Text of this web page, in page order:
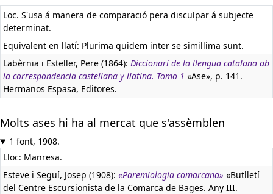
Loc. S'usa á manera de comparació pera disculpar á subjecte
determinat.
Equivalent en llatí: Plurima quidem inter se simillima sunt.
Labèrnia i Esteller, Pere (1864): Diccionari de la llengua catalana ab
la correspondencia castellana y llatina. Tomo 1 «Ase», p. 141.
Hermanos Espasa, Editores.
Molts ases hi ha al mercat que s'assèmblen
1 font, 1908.
Lloc: Manresa.
Esteve i Seguí, Josep (1908): «Paremiologia comarcana» «Butlletí
del Centre Escursionista de la Comarca de Bages. Any III.